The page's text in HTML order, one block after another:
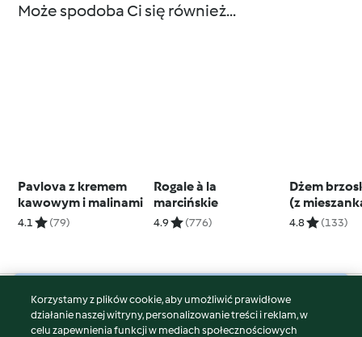
Może spodoba Ci się również...
Pavlova z kremem
kawowym i malinami
4.1 (79)
Rogale à la
marcińskie
4.9 (776)
Dżem
(z
3:1)
4.8 (133)
© Copyright 2026
Warunki korzystania
Korzystamy z plików cookie, aby umożliwić prawidłowe
działanie naszej witryny, personalizowanie treści i reklam, w
celu zapewnienia funkcji w mediach społecznościowych